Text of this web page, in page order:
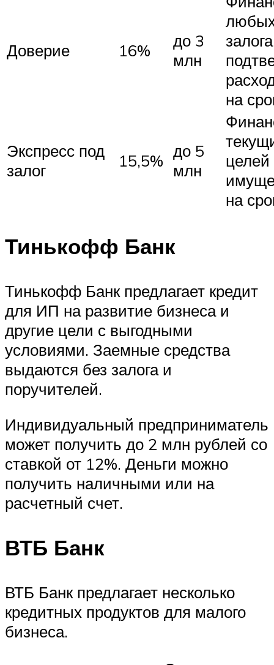
Доверие 16%
до 3
млн
на
Экспресс под
залог
15,5% до 5
млн
целей
на
Тинькофф Банк
Тинькофф Банк предлагает кредит
для ИП на развитие бизнеса и
другие цели с выгодными
условиями. Заемные средства
выдаются без залога и
поручителей.
Индивидуальный предприниматель
может получить до 2 млн рублей со
ставкой от 12%. Деньги можно
получить наличными или на
расчетный счет.
ВТБ Банк
ВТБ Банк предлагает несколько
кредитных продуктов для малого
бизнеса.